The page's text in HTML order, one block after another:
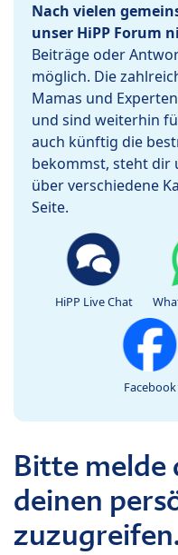
Nach vielen
unser HiPP Forum
Beiträge oder
möglich. Die
Mamas und
und sind weiterhin
auch künftig die
bekommst, steht dir
über verschiedene
Seite.
HiPP Live Chat
Facebook
Bitte melde
deinen